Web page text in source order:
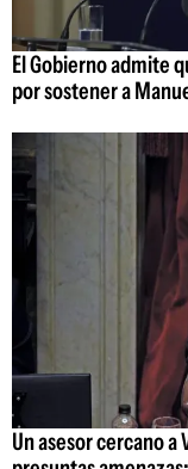
El Gobierno admite
por sostener a
Un asesor cercano